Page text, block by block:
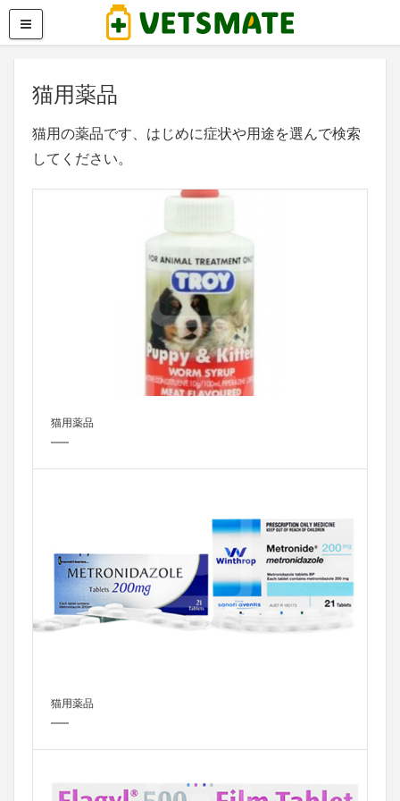
猫用薬品
猫用の薬品です、はじめに症状や用途を選んで検索
してください。
猫用薬品
猫用薬品